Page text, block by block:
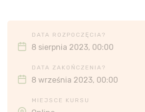
DATA ROZPOCZĘCIA?
8 sierpnia 2023, 00:00
DATA ZAKOŃCZENIA?
8 września 2023, 00:00
MIEJSCE KURSU